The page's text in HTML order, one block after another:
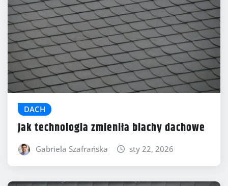
DACH
Jak technologia zmieniła blachy dachowe
Gabriela Szafrańska sty 22, 2026